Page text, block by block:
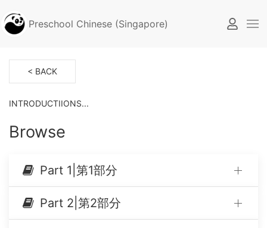
Preschool Chinese (Singapore)
< BACK
INTRODUCTIIONS...
Browse
Part 1|第1部分
Part 2|第2部分